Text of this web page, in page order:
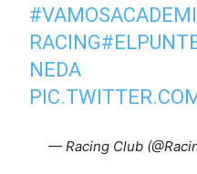
RACING
NEDA
— Racing Club